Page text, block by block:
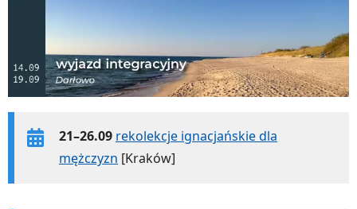
21–26.09 rekolekcje ignacjańskie dla
mężczyzn [Kraków]